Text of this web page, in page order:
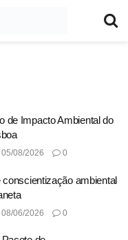
de Impacto Ambiental do
05/08/2026 0
ambiental
08/06/2026 0